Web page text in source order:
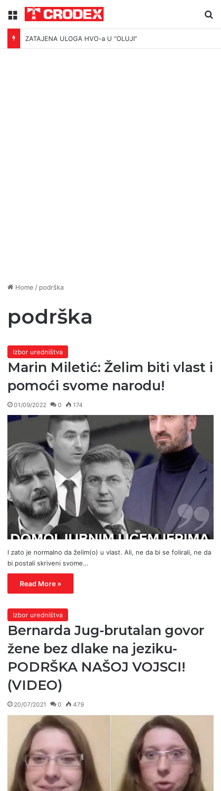
Menu
ZATAJENA ULOGA HVO-a U “OLUJI”
Home / podrška
podrška
Izbor uredništva
Marin Miletić: Želim biti vlast i
pomoći svome narodu!
01/09/2022 0 174
I zato je normalno da želim(o) u vlast. Ali, ne da bi se folirali, ne da
bi postali skriveni svome…
Read More »
Izbor uredništva
Bernarda Jug-brutalan govor
žene bez dlake na jeziku-
PODRŠKA NAŠOJ VOJSCI!
(VIDEO)
20/07/2021 0 479